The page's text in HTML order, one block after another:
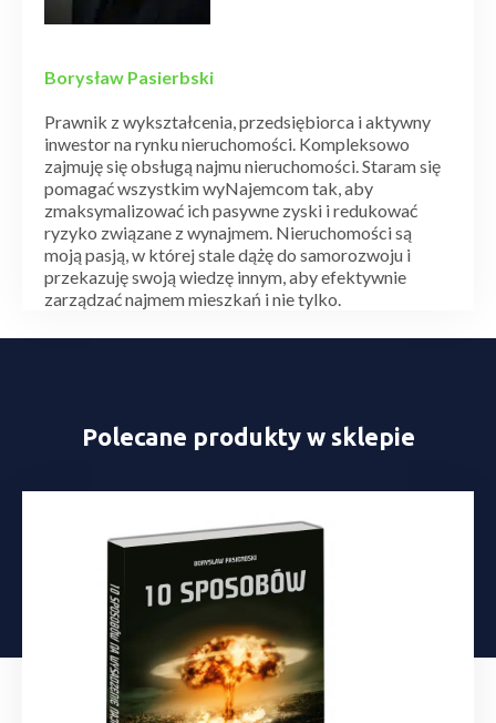
Borysław Pasierbski
Prawnik z wykształcenia, przedsiębiorca i aktywny
inwestor na rynku nieruchomości. Kompleksowo
zajmuję się obsługą najmu nieruchomości. Staram się
pomagać wszystkim wyNajemcom tak, aby
zmaksymalizować ich pasywne zyski i redukować
ryzyko związane z wynajmem. Nieruchomości są
moją pasją, w której stale dążę do samorozwoju i
przekazuję swoją wiedzę innym, aby efektywnie
zarządzać najmem mieszkań i nie tylko.
Polecane produkty w sklepie